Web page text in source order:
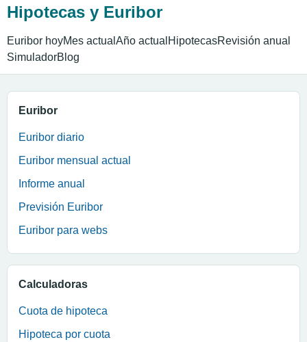
Hipotecas y Euribor
Euribor hoyMes actual Año actual HipotecasRevisión anual
SimuladorBlog
Euribor
Euribor diario
Euribor mensual actual
Informe anual
Previsión Euribor
Euribor para webs
Calculadoras
Cuota de hipoteca
Hipoteca por cuota